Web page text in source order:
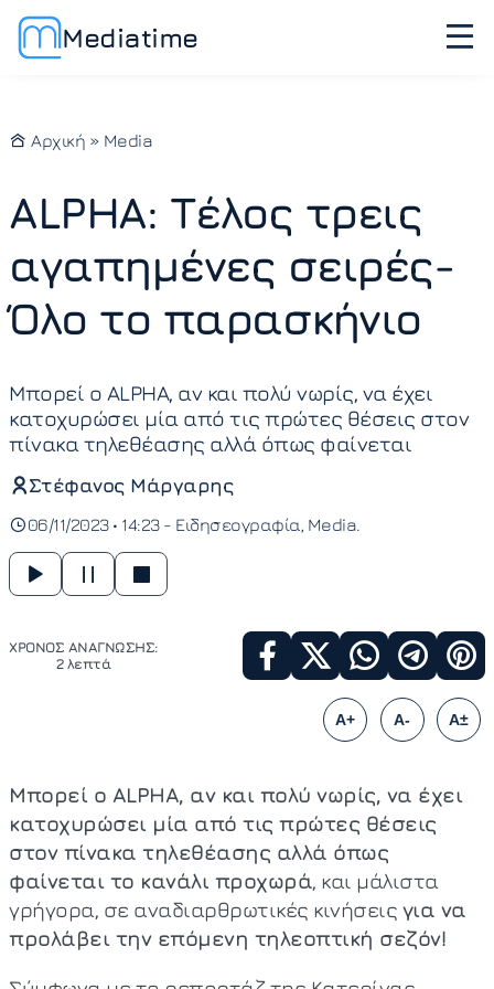
Mediatime
Αρχική » Media
ALPHA: Τέλος τρεις
αγαπημένες σειρές-
Όλο το παρασκήνιο
Μπορεί ο ALPHA, αν και πολύ νωρίς, να έχει
κατοχυρώσει μία από τις πρώτες θέσεις στον
πίνακα τηλεθέασης αλλά όπως φαίνεται
Στέφανος Μάργαρης
06/11/2023 • 14:23 - Ειδησεογραφία Media
ΧΡΟΝΟΣ ΑΝΑΓΝΩΣΗΣ:
2 λεπτά
A+ A- A±
Μπορεί ο ALPHA, αν και πολύ νωρίς, να έχει
κατοχυρώσει μία από τις πρώτες θέσεις
στον πίνακα τηλεθέασης αλλά όπως
φαίνεται το κανάλι προχωρά, και μάλιστα
γρήγορα, σε αναδιαρθρωτικές κινήσεις για να
προλάβει την επόμενη τηλεοπτική σεζόν!